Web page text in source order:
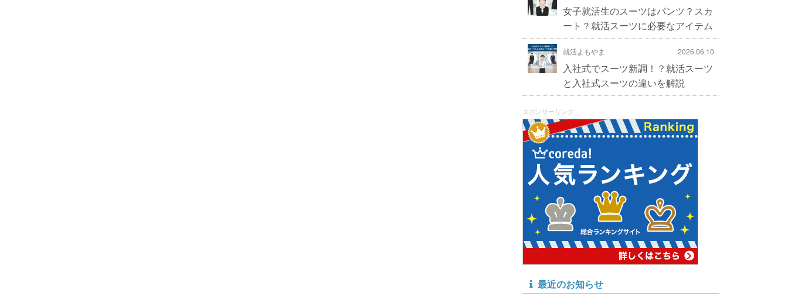
女子就活生のスーツはパンツ？スカ
ート？就活スーツに必要なアイテム
就活よもやま 2026.06.10
入社式でスーツ新調！？就活スーツ
と入社式スーツの違いを解説
スポンサーリンク
最近のお知らせ